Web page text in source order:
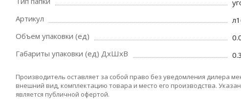
Артикул
Объем упаковки (ед)
Габариты упаковки (ед) ДхШхВ
Производитель оставляет за собой право без уведомления дилера
внешний вид, комплектацию товара и место его производства.
является публичной офертой.